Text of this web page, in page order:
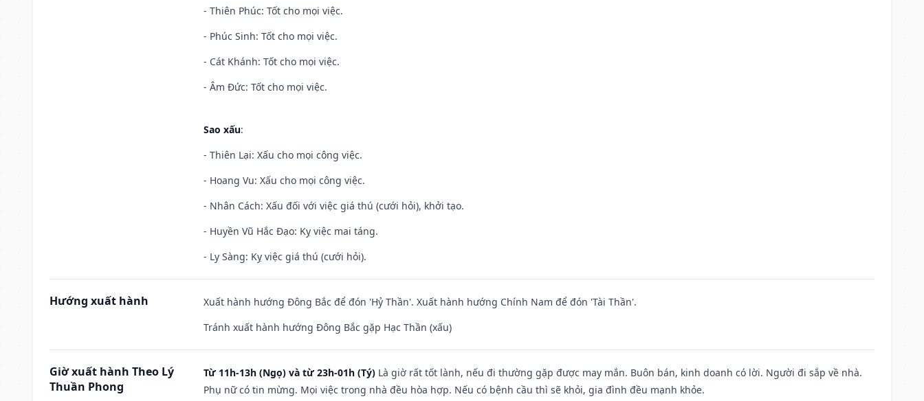
- Thiên Phúc: Tốt cho mọi việc.
- Phúc Sinh: Tốt cho mọi việc.
- Cát Khánh: Tốt cho mọi việc.
- Âm Đức: Tốt cho mọi việc.
Sao xấu:
- Thiên Lại: Xấu cho mọi công việc.
- Hoang Vu: Xấu cho mọi công việc.
- Nhân Cách: Xấu đối với việc giá thú (cưới hỏi), khởi tạo.
- Huyền Vũ Hắc Đạo: Kỵ việc mai táng.
- Ly Sàng: Kỵ việc giá thú (cưới hỏi).
Hướng xuất hành
Xuất hành hướng Đông Bắc để đón 'Hỷ Thần'. Xuất hành hướng Chính Nam để đón 'Tài Thần'.
Tránh xuất hành hướng Đông Bắc gặp Hạc Thần (xấu)
Giờ xuất hành Theo Lý
Thuần Phong
Từ 11h-13h (Ngọ) và từ 23h-01h (Tý) Là giờ rất tốt lành, nếu đi thường gặp được may mắn. Buôn bán, kinh doanh có lời. Người đi sắp về nhà.
Phụ nữ có tin mừng. Mọi việc trong nhà đều hòa hợp. Nếu có bệnh cầu thì sẽ khỏi, gia đình đều mạnh khỏe.